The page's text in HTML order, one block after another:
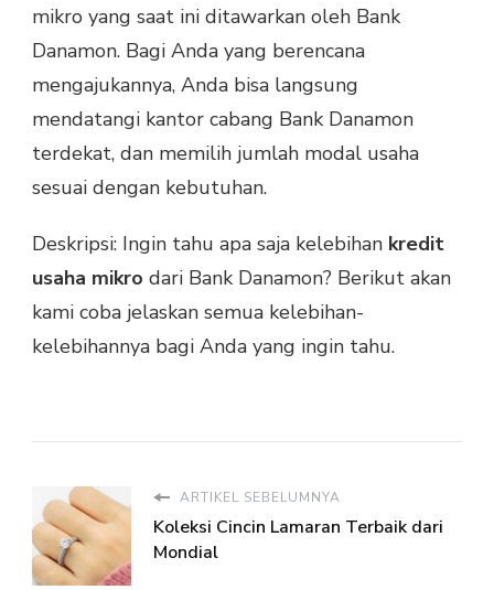
mikro yang saat ini ditawarkan oleh Bank
Danamon. Bagi Anda yang berencana
mengajukannya, Anda bisa langsung
mendatangi kantor cabang Bank Danamon
terdekat, dan memilih jumlah modal usaha
sesuai dengan kebutuhan.
Deskripsi: Ingin tahu apa saja kelebihan kredit
usaha mikro dari Bank Danamon? Berikut akan
kami coba jelaskan semua kelebihan-
kelebihannya bagi Anda yang ingin tahu.
ARTIKEL SEBELUMNYA
Koleksi Cincin Lamaran Terbaik dari
Mondial